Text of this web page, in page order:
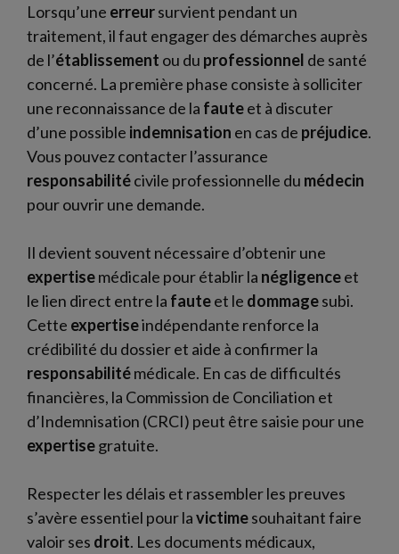
Lorsqu’une erreursurvient pendant un
traitement, il faut engager des démarches auprès
de l’établissement ou du professionnel de santé
concerné. La première phase consiste à solliciter
une reconnaissance de la fauteet à discuter
d’une possible indemnisation en cas de préjudice.
Vous pouvez contacter l’assurance
responsabilitécivile professionnelle du médecin
pour ouvrir une demande.
Il devient souvent nécessaire d’obtenir une
expertisemédicale pour établir la négligenceet
le lien direct entre la fauteet le dommagesubi.
Cette expertiseindépendante renforce la
crédibilité du dossier et aide à confirmer la
responsabilitémédicale. En cas de difficultés
financières, la Commission de Conciliation et
d’Indemnisation (CRCI) peut être saisie pour une
expertisegratuite.
Respecter les délais et rassembler les preuves
s’avère essentiel pour lavictimesouhaitant faire
valoir ses droit. Les documents médicaux,